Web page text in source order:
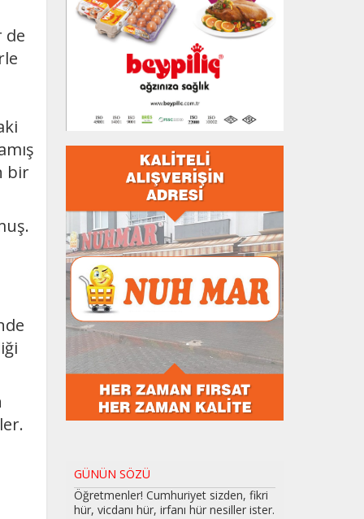
de
bir
GÜNÜN SÖZÜ
Öğretmenler! Cumhuriyet sizden, fikri
hür, vicdanı hür, irfanı hür nesiller ister.